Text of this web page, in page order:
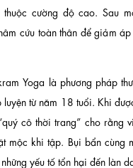
cường độ cao. Sau
cứu toàn thân để giảm
Yoga là phương pháp
luyện từ năm 18 tuổi. Khi
cô thời trang” cho rằng
mộc khi tập. Bụi bẩn cùng
yếu tố tổn hại đến làn